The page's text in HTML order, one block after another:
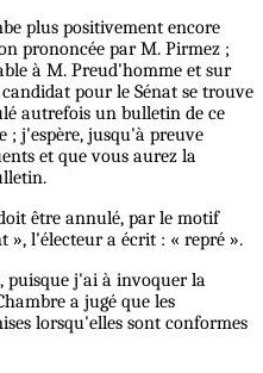
plus positivement encore
prononcée par M. Pirmez ;
à M. Preud'homme et sur
pour le Sénat se trouve
autrefois un bulletin de ce
; j'espère, jusqu'à preuve
et que vous aurez la
être annulé, par le motif
», l'électeur a écrit : « repré ».
puisque j'ai à invoquer la
a jugé que les
lorsqu'elles sont conformes